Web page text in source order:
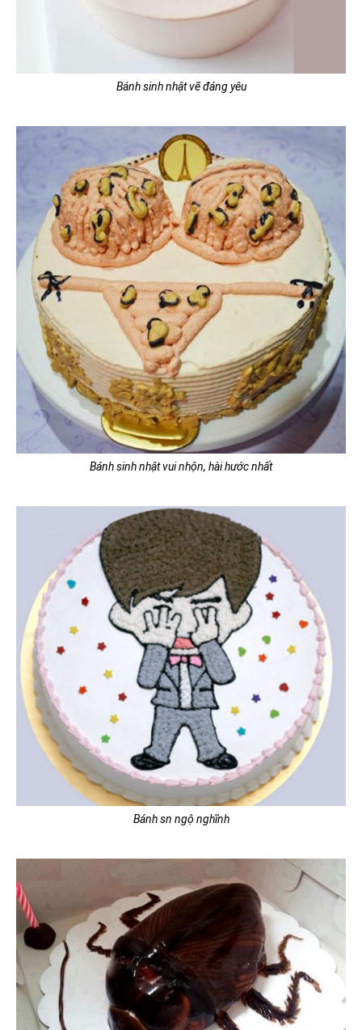
Bánh sinh nhật vẽ đáng yêu
Bánh sinh nhật vui nhộn, hài hước nhất
Bánh sn ngộ nghĩnh